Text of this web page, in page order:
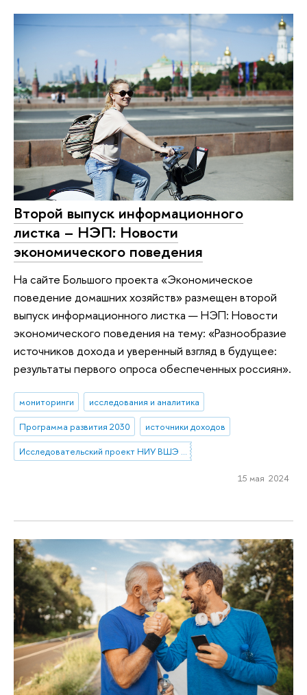
Второй выпуск информационного
листка – НЭП: Новости
экономического поведения
На сайте Большого проекта «Экономическое
поведение домашних хозяйств» размещен второй
выпуск информационного листка — НЭП: Новости
экономического поведения на тему: «Разнообразие
источников дохода и уверенный взгляд в будущее:
результаты первого опроса обеспеченных россиян».
мониторинги
исследования и аналитика
Программа развития 2030
источники доходов
Исследовательский проект НИУ ВШЭ «Экономическое поведение домашних хозяйств»
15 мая 2024